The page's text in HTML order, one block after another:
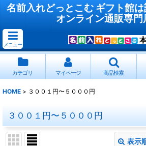
名前入れどっとこむ ギフト館
オンライン通販専門
メニュー
カテゴリ マイページ 商品検索
HOME > ３００１円〜５０００円
３００１円〜５０００円
表示